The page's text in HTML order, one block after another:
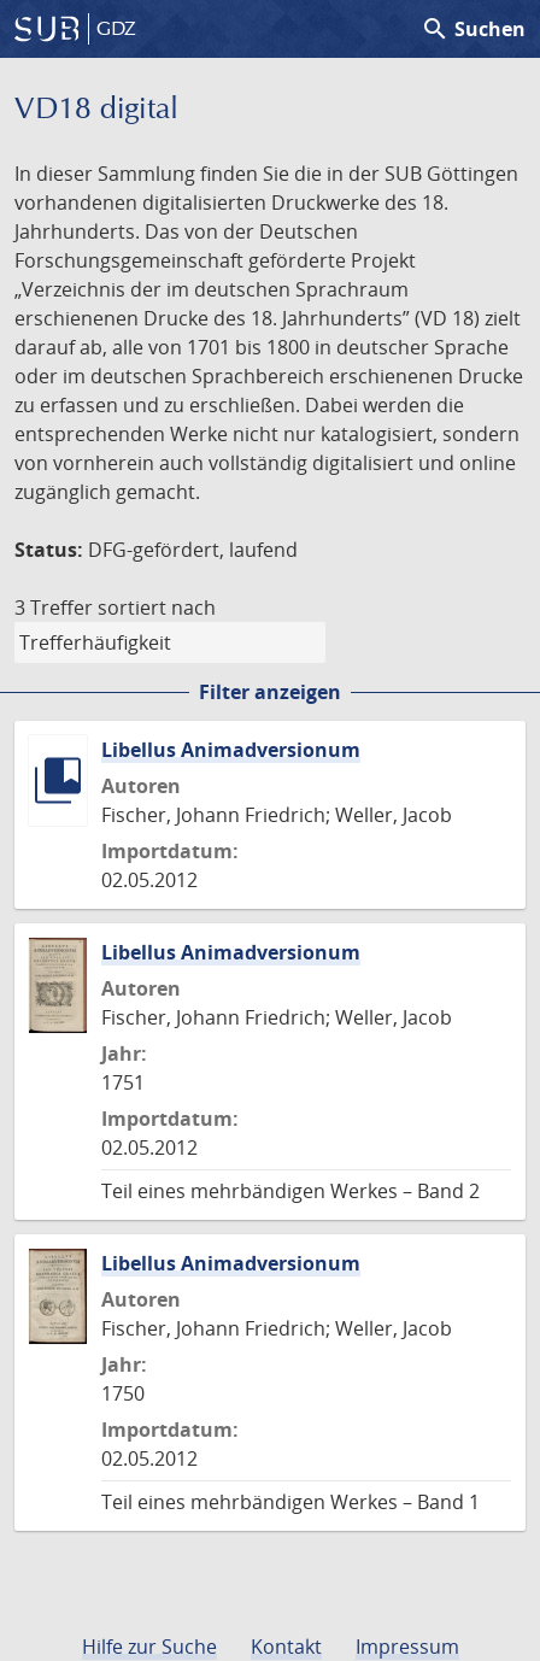
GDZ search Suchen
VD18 digital
In dieser Sammlung finden Sie die in der SUB Göttingen
vorhandenen digitalisierten Druckwerke des 18.
Jahrhunderts. Das von der Deutschen
Forschungsgemeinschaft geförderte Projekt
„Verzeichnis der im deutschen Sprachraum
erschienenen Drucke des 18. Jahrhunderts” (VD 18) zielt
darauf ab, alle von 1701 bis 1800 in deutscher Sprache
oder im deutschen Sprachbereich erschienenen Drucke
zu erfassen und zu erschließen. Dabei werden die
entsprechenden Werke nicht nur katalogisiert, sondern
von vornherein auch vollständig digitalisiert und online
zugänglich gemacht.
Status: DFG-gefördert, laufend
3 Treffer sortiert nach
Filter anzeigen
Libellus Animadversionum
Autoren
Fischer, Johann Friedrich; Weller, Jacob
Importdatum:
02.05.2012
Libellus Animadversionum
Autoren
Fischer, Johann Friedrich; Weller, Jacob
Jahr:
1751
Importdatum:
02.05.2012
Teil eines mehrbändigen Werkes – Band 2
Libellus Animadversionum
Autoren
Fischer, Johann Friedrich; Weller, Jacob
Jahr:
1750
Importdatum:
02.05.2012
Teil eines mehrbändigen Werkes – Band 1
Hilfe zur Suche Kontakt
Impressum